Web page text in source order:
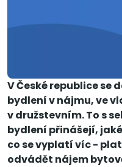
V České republice se
bydlení v nájmu, ve
v družstevním. To s
bydlení přinášejí,
co se vyplatí víc -
odvádět nájem